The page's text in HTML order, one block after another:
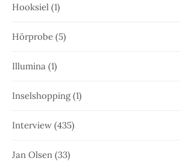
Hooksiel (1)
Hörprobe (5)
Illumina (1)
Inselshopping(1)
Interview (435)
Jan Olsen (33)